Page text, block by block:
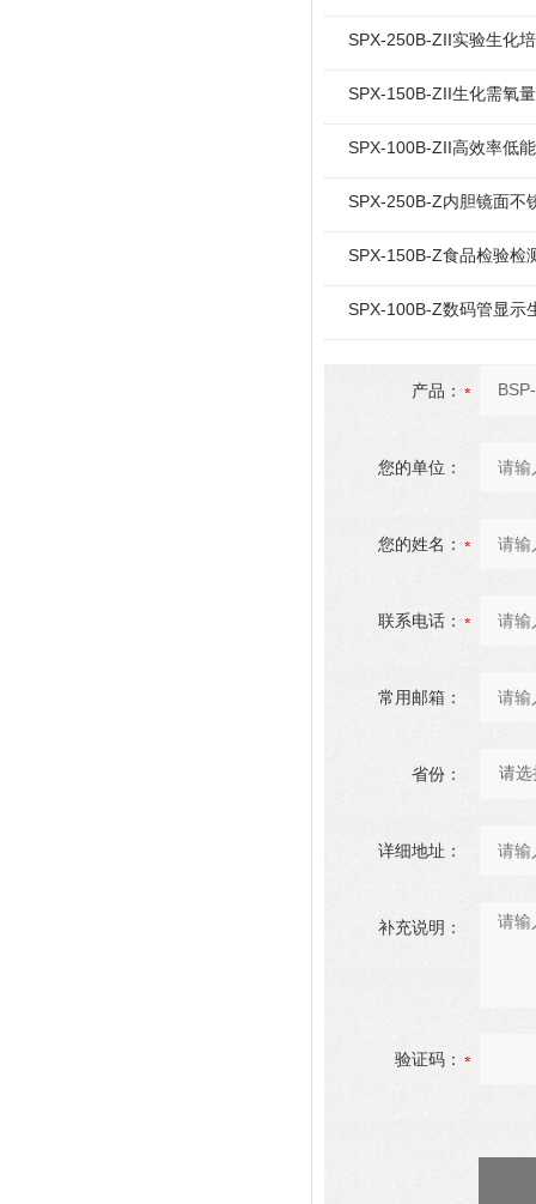
SPX-250B-ZII实验生化
SPX-150B-ZII生化需氧
SPX-100B-ZII高效率低
SPX-250B-Z内胆镜面不
SPX-150B-Z食品检验检
SPX-100B-Z数码管显示
产品：
您的单位：
您的姓名：
联系电话：
常用邮箱：
省份：
详细地址：
补充说明：
验证码：